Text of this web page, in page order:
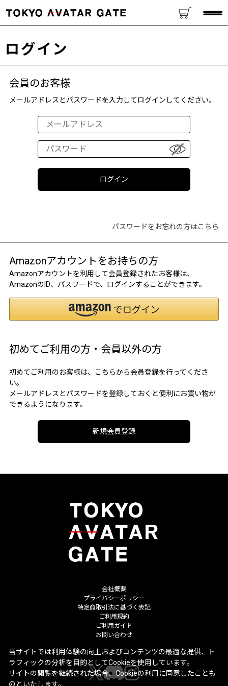
ログイン
会員のお客様
メールアドレスとパスワードを入力してログインしてください。
パスワードをお忘れの方はこちら
Amazonアカウントをお持ちの方
Amazonアカウントを利用して会員登録されたお客様は、
AmazonのID、パスワードで、ログインすることができます。
初めてご利用の方・会員以外の方
初めてご利用のお客様は、こちらから会員登録を行ってくださ
い。
メールアドレスとパスワードを登録しておくと便利にお買い物が
できるようになります。
会社概要
プライバシーポリシー
特定商取引法に基づく表記
ご利用規約
ご利用ガイド
お問い合わせ
当サイトでは利用体験の向上およびコンテンツの最適な提供、ト
ラフィックの分析を目的としてCookieを使用しています。
サイトの閲覧を継続された場合、Cookieの利用に同意したことも
のといたします。